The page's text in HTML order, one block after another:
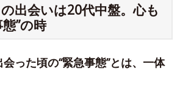
出会いは20代中盤。心も
”の時
った頃の“緊急事態”とは、一体